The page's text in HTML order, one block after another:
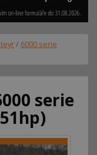
/ 6000 serie
serie